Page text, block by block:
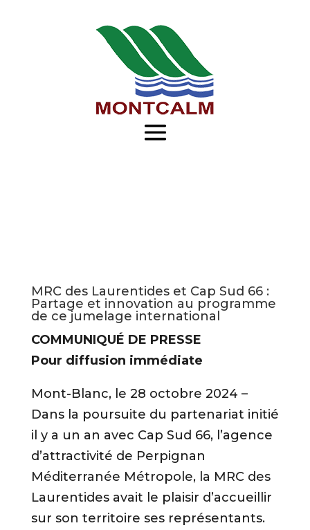
MRC des Laurentides et Cap Sud 66 :
Partage et innovation au programme
de ce jumelage international
COMMUNIQUÉ DE PRESSE
Pour diffusion immédiate
Mont-Blanc, le 28 octobre 2024 –
Dans la poursuite du partenariat initié
il y a un an avec Cap Sud 66, l’agence
d’attractivité de Perpignan
Méditerranée Métropole, la MRC des
Laurentides avait le plaisir d’accueillir
sur son territoire ses représentants.
m'abonne
Municipalité
de
Montcalm
par
Prénom
Nom